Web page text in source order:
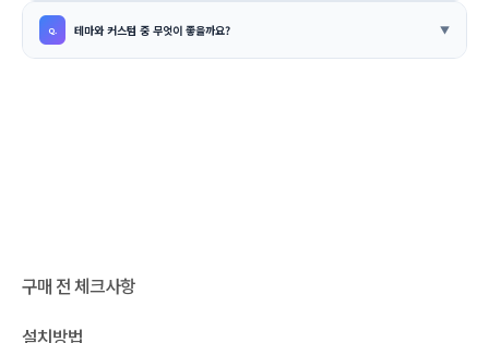
테마와 커스텀 중 무엇이 좋을까요?
구매 전 체크사항
설치방법